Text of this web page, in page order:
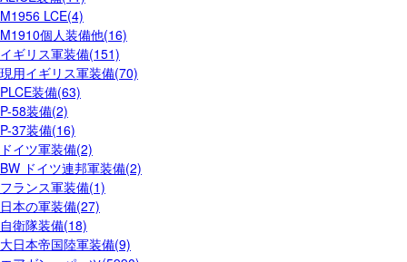
M1956 LCE(4)
M1910個人装備他(16)
イギリス軍装備(151)
現用イギリス軍装備(70)
PLCE装備(63)
P-58装備(2)
P-37装備(16)
ドイツ軍装備(2)
BW ドイツ連邦軍装備(2)
フランス軍装備(1)
日本の軍装備(27)
自衛隊装備(18)
大日本帝国陸軍装備(9)